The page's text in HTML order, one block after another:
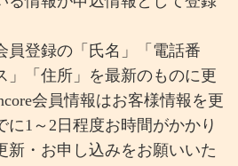
員登録の「氏名」「電話番
」「住所」を最新のものに更
会員情報はお客様情報を更
に1～2日程度お時間がかかり
新・お申し込みをお願いいた